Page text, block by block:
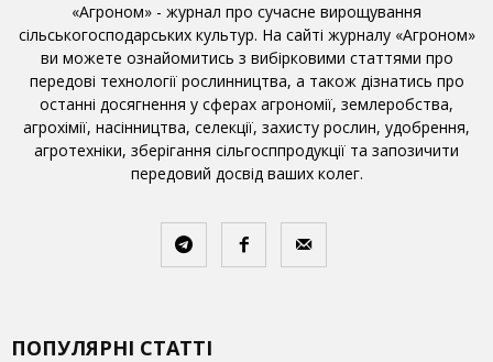
«Агроном» - журнал про сучасне вирощування
сільськогосподарських культур. На сайті журналу «Агроном»
ви можете ознайомитись з вибірковими статтями про
передові технології рослинництва, а також дізнатись про
останні досягнення у сферах агрономії, землеробства,
агрохімії, насінництва, селекції, захисту рослин, удобрення,
агротехніки, зберігання сільгосппродукції та запозичити
передовий досвід ваших колег.
ПОПУЛЯРНІ СТАТТІ